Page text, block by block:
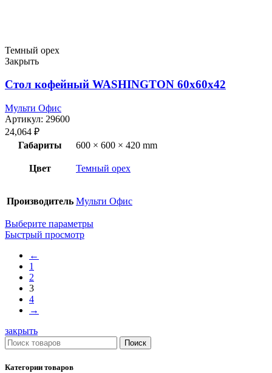
Темный орех
Закрыть
Стол кофейный WASHINGTON 60x60x42
Мульти Офис
Артикул: 29600
24,064 ₽
Габариты
600 × 600 × 420 mm
Цвет Темный орех
Производитель Мульти Офис
Выберите параметры
Быстрый просмотр
←
1
2
3
4
→
закрыть
Поиск
Категории товаров